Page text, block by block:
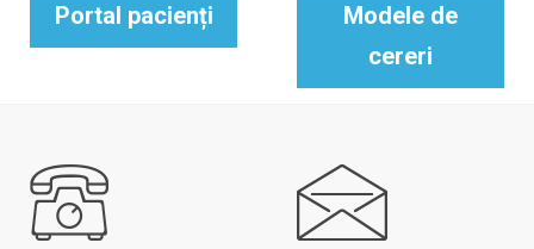
Portal pacienți
Modele de
cereri